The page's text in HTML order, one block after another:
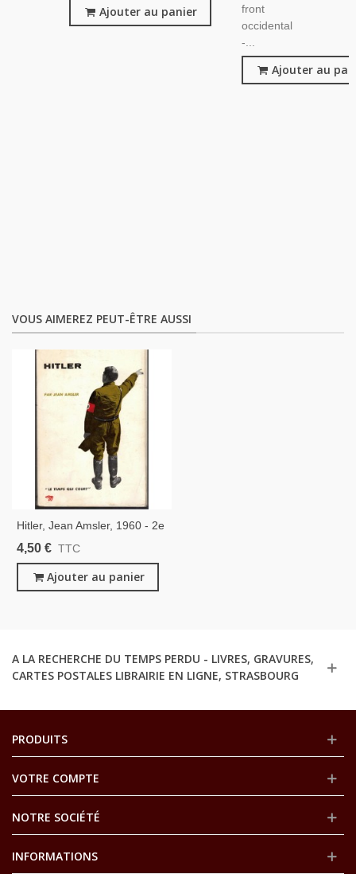
Ajouter au panier
front
occidental
-...
Ajouter au
VOUS AIMEREZ PEUT-ÊTRE AUSSI
Hitler, Jean Amsler, 1960 - 2e
Guerre Mondiale, Nazisme,
4,50 € TTC
Ajouter au panier
A LA RECHERCHE DU TEMPS PERDU - LIVRES, GRAVURES,
CARTES POSTALES LIBRAIRIE EN LIGNE, STRASBOURG
PRODUITS
VOTRE COMPTE
NOTRE SOCIÉTÉ
INFORMATIONS